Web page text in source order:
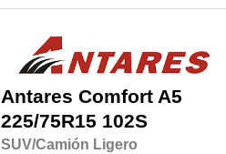
Antares Comfort A5
225/75R15 102S
SUV/Camión Ligero